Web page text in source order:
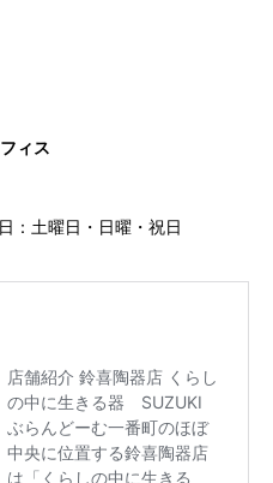
ィス
：土曜日・日曜・祝日